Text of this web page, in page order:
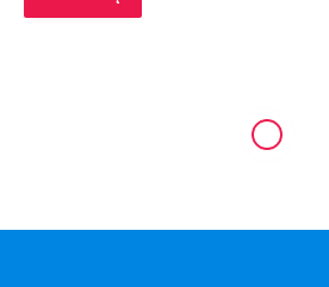
POLSKA MYŚL